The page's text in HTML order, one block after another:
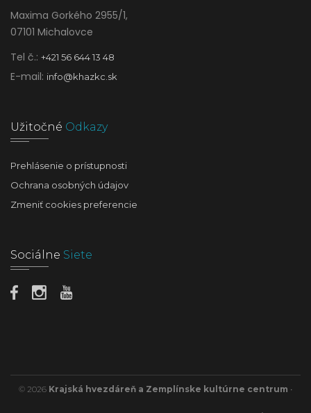
Maxima Gorkého 2955/1,
07101 Michalovce
Tel č.: +421 56 644 13 48
E-mail: info@khazkc.sk
Užitočné Odkazy
Prehlásenie o prístupnosti
Ochrana osobných údajov
Zmeniť cookies preferencie
Sociálne Siete
© 2026 Krajská hvezdáreň a Zemplínske kultúrne centrum •